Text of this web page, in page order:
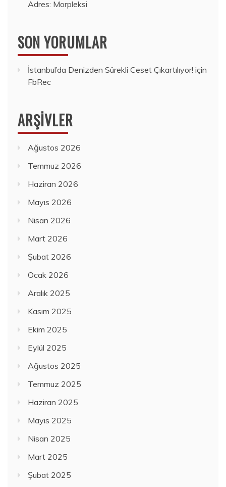
Adres: Morpleksi
SON YORUMLAR
İstanbul’da Denizden Sürekli Ceset Çıkartılıyor! için
FbRec
ARŞIVLER
Ağustos 2026
Temmuz 2026
Haziran 2026
Mayıs 2026
Nisan 2026
Mart 2026
Şubat 2026
Ocak 2026
Aralık 2025
Kasım 2025
Ekim 2025
Eylül 2025
Ağustos 2025
Temmuz 2025
Haziran 2025
Mayıs 2025
Nisan 2025
Mart 2025
Şubat 2025